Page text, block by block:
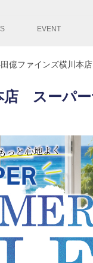
EVENT
億ファインズ横川本
店 スーパ